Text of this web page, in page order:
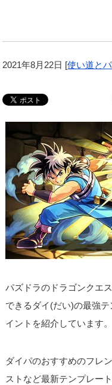
2021年8月22日 [使い道と
パズドラのドラゴンクエ
できるダイ(だい)の最強
イントを紹介しています。
ダイパのおすすめのフレ
ストなど最新テンプレー